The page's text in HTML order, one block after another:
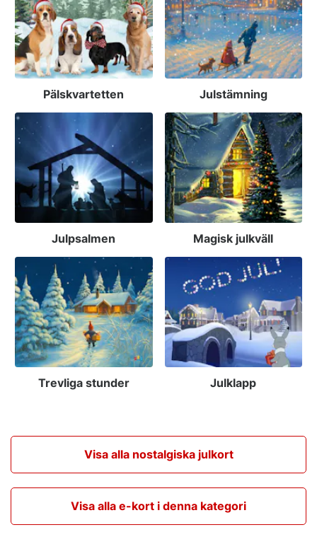
Pälskvartetten Julstämning
Julpsalmen Magisk julkväll
Trevliga stunder Julklapp
Visa alla nostalgiska julkort
Visa alla e-kort i denna kategori